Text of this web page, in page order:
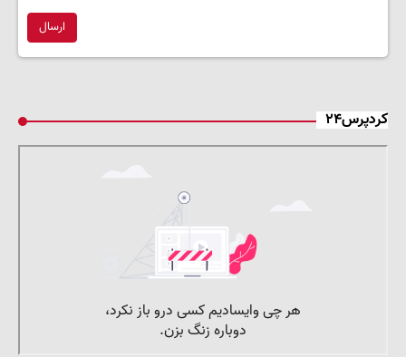
ارسال
کردپرس۲۴